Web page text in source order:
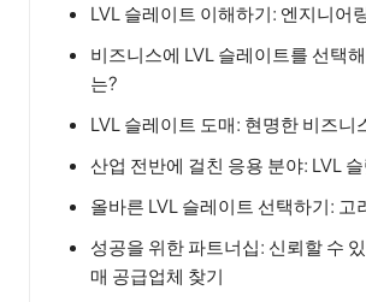
LVL 슬레이트 이해하기: 엔지니어
비즈니스에 LVL 슬레이트를 선택
는?
LVL 슬레이트 도매: 현명한 비즈니
산업 전반에 걸친 응용 분야: LVL
올바른 LVL 슬레이트 선택하기: 고
성공을 위한 파트너십: 신뢰할 수
매 공급업체 찾기